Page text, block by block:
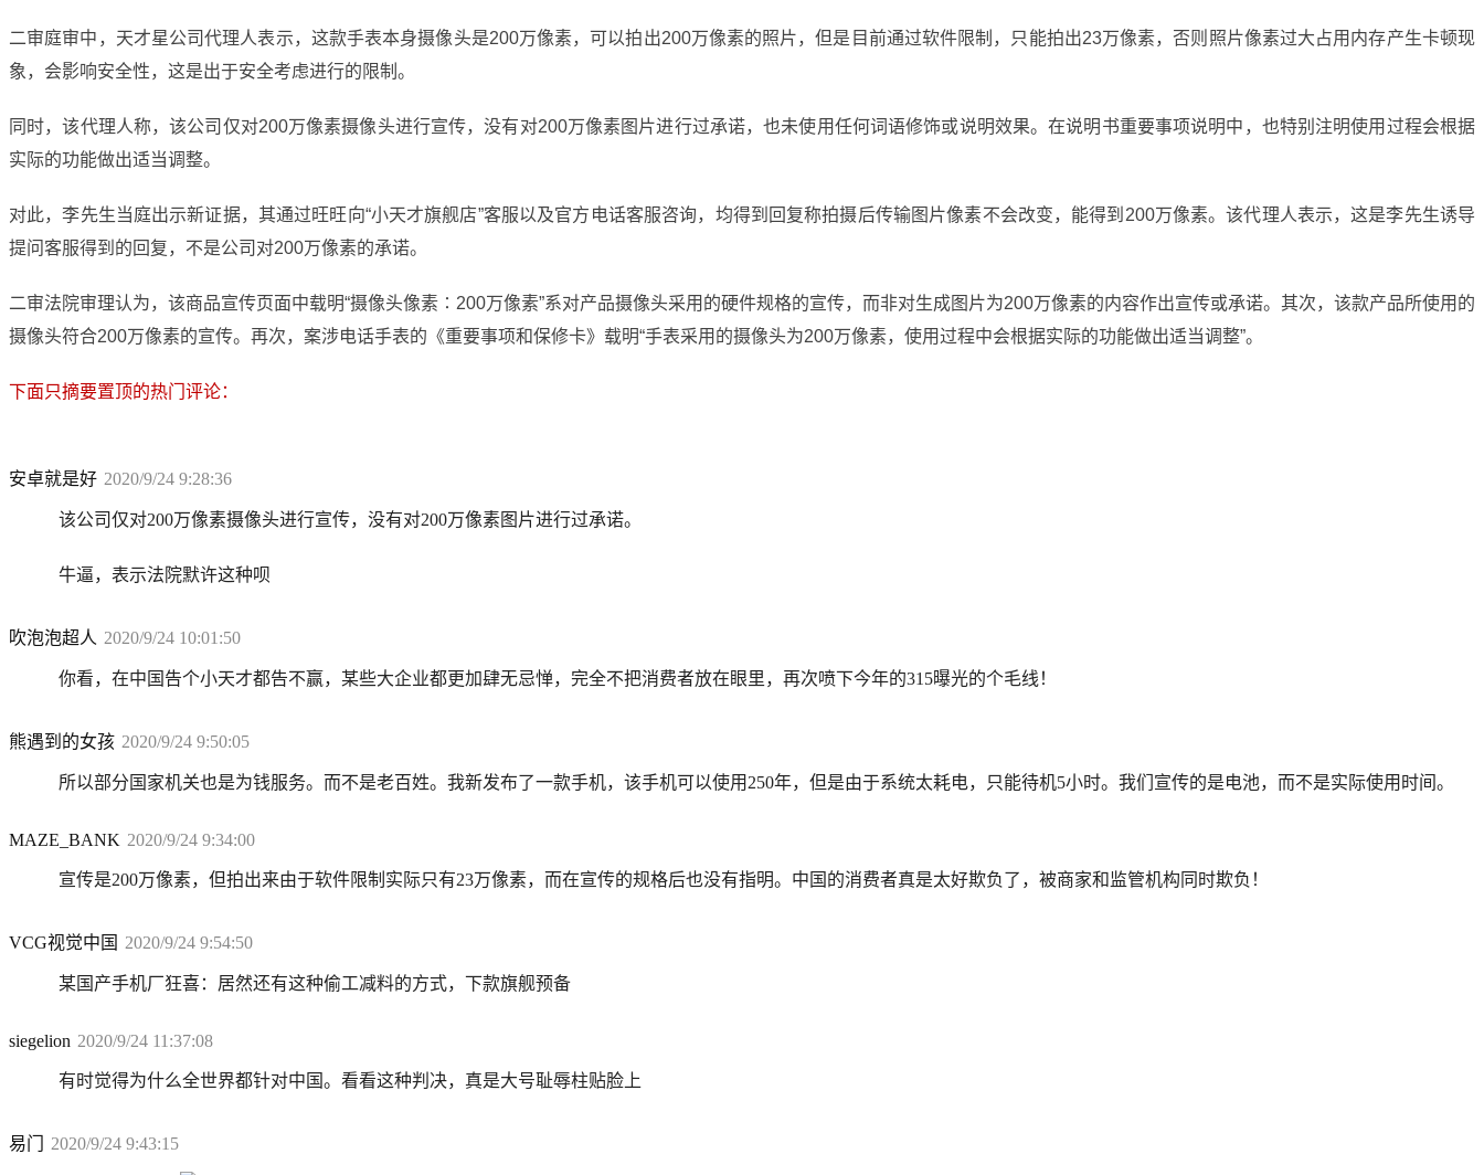
二审庭审中，天才星公司代理人表示，这款手表本身摄像头是200万像素，可以拍出200万像素的照片，但是目前通过软件限制，只能拍出23万像素，否则照片像素过大占用内存产生卡顿现
象，会影响安全性，这是出于安全考虑进行的限制。
同时，该代理人称，该公司仅对200万像素摄像头进行宣传，没有对200万像素图片进行过承诺，也未使用任何词语修饰或说明效果。在说明书重要事项说明中，也特别注明使用过程会根据
实际的功能做出适当调整。
对此，李先生当庭出示新证据，其通过旺旺向“小天才旗舰店”客服以及官方电话客服咨询，均得到回复称拍摄后传输图片像素不会改变，能得到200万像素。该代理人表示，这是李先生诱导
提问客服得到的回复，不是公司对200万像素的承诺。
二审法院审理认为，该商品宣传页面中载明“摄像头像素∶200万像素”系对产品摄像头采用的硬件规格的宣传，而非对生成图片为200万像素的内容作出宣传或承诺。其次，该款产品所使用的
摄像头符合200万像素的宣传。再次，案涉电话手表的《重要事项和保修卡》载明“手表采用的摄像头为200万像素，使用过程中会根据实际的功能做出适当调整”。
下面只摘要置顶的热门评论：
安卓就是好 2020/9/24 9:28:36
该公司仅对200万像素摄像头进行宣传，没有对200万像素图片进行过承诺。
牛逼，表示法院默许这种呗
吹泡泡超人 2020/9/24 10:01:50
你看，在中国告个小天才都告不赢，某些大企业都更加肆无忌惮，完全不把消费者放在眼里，再次喷下今年的315曝光的个毛线！
熊遇到的女孩 2020/9/24 9:50:05
所以部分国家机关也是为钱服务。而不是老百姓。我新发布了一款手机，该手机可以使用250年，但是由于系统太耗电，只能待机5小时。我们宣传的是电池，而不是实际使用时间。
MAZE_BANK 2020/9/24 9:34:00
宣传是200万像素，但拍出来由于软件限制实际只有23万像素，而在宣传的规格后也没有指明。中国的消费者真是太好欺负了，被商家和监管机构同时欺负！
VCG视觉中国 2020/9/24 9:54:50
某国产手机厂狂喜：居然还有这种偷工减料的方式，下款旗舰预备
siegelion 2020/9/24 11:37:08
有时觉得为什么全世界都针对中国。看看这种判决，真是大号耻辱柱贴脸上
易门 2020/9/24 9:43:15